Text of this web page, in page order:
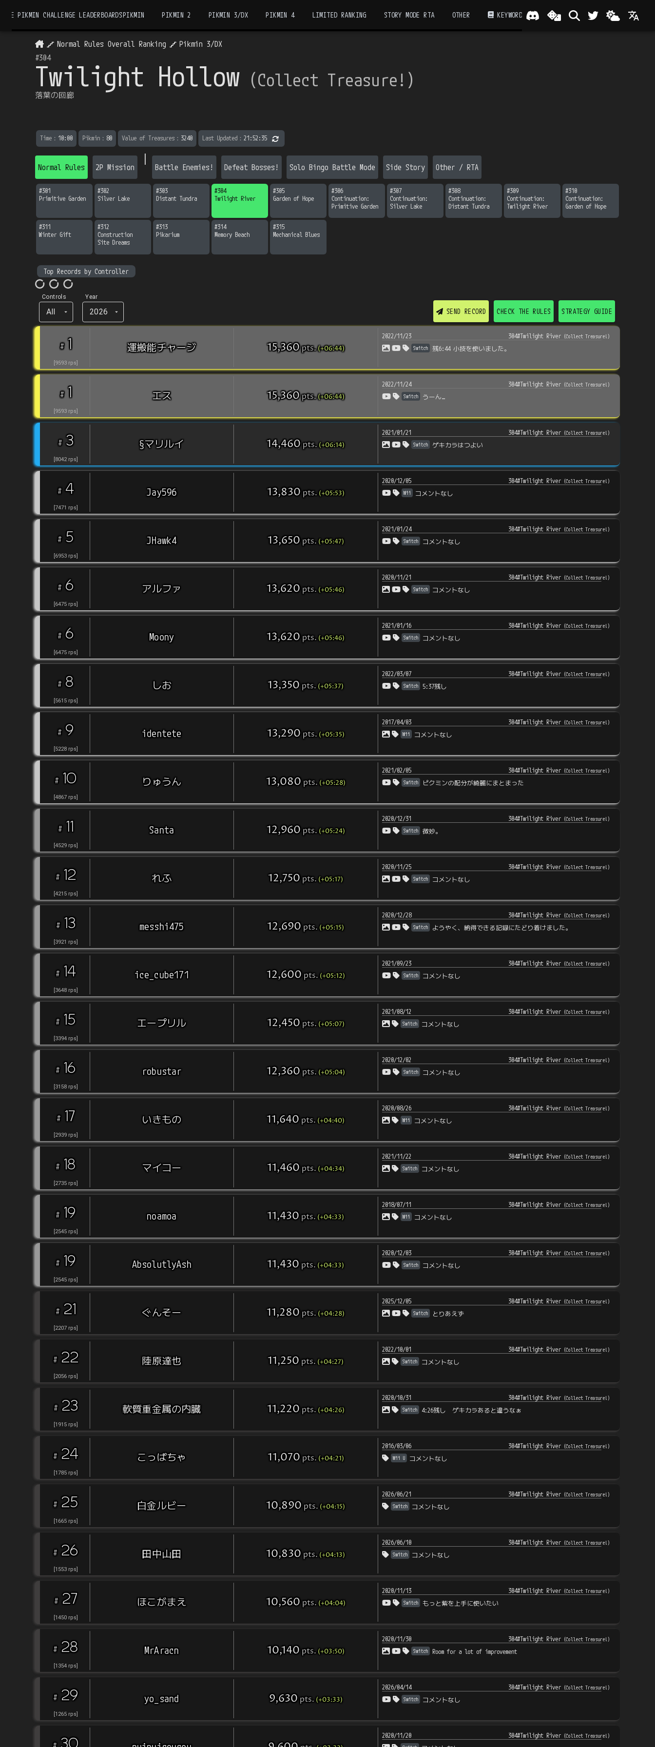
THE PIKMIN CHALLENGE LEADERBOARDSPIKMIN PIKMIN 2 PIKMIN 3/DX PIKMIN 4 LIMITED RANKING STORY MODE RTA OTHER KEYWORD
Normal Rules Overall Ranking
Pikmin 3/DX
#304
Twilight Hollow （Collect Treasure! ）
落葉の回廊
Time ： 10:00 Pikmin ： 80 Value of Treasures ： 3240 Last Updated ： 21:52:35
Normal Rules 2P Mission Battle Enemies! Defeat Bosses! Solo Bingo Battle Mode Side Story Other / RTA
#301
Primitive Garden
#302
Silver Lake
#303
Distant Tundra
#304
Twilight River
#305
Garden of Hope
#306
Continuation:
Primitive Garden
#307
Continuation:
Silver Lake
#308
Continuation:
Distant Tundra
#309
Continuation:
Twilight River
#310
Continuation:
Garden of Hope
#311
Winter Gift
#312
Construction
Site Dreams
#313
Pikarium
#314
Memory Beach
#315
Mechanical Blues
Top Records by Controller
Controls
All
Year
2026 SEND RECORD CHECK THE RULES STRATEGY GUIDE
# 1
[9593 rps]
運搬能チャージ 15,360pts.(+06:44)
2022/11/23 304#Twilight River (Collect Treasure! )
Switch
残6:44 小技を使いました。
# 1
[9593 rps]
エス 15,360pts.(+06:44)
2022/11/24 304#Twilight River (Collect Treasure! )
Switch
うーん…
# 3
[8042 rps]
§マリルイ 14,460pts. (+06:14)
2021/01/21 304#Twilight River (Collect Treasure!)
Switch
ゲキカラはつよい
# 4
[7471 rps]
Jay596 13,830 pts. (+05:53)
2020/12/05 304#Twilight River (Collect Treasure!)
Wii
コメントなし
# 5
[6953 rps]
JHawk4 13,650 pts. (+05:47)
2021/01/24 304#Twilight River (Collect Treasure!)
Switch
コメントなし
# 6
[6475 rps]
アルファ 13,620 pts. (+05:46)
2020/11/21 304#Twilight River (Collect Treasure!)
Switch
コメントなし
# 6
[6475 rps]
Moony 13,620 pts. (+05:46)
2021/01/16 304#Twilight River (Collect Treasure!)
Switch
コメントなし
# 8
[5615 rps]
しお 13,350 pts. (+05:37)
2022/03/07 304#Twilight River (Collect Treasure!)
Switch
5:37残し
# 9
[5228 rps]
identete 13,290 pts. (+05:35)
2017/04/03 304#Twilight River (Collect Treasure!)
Wii
コメントなし
# 10
[4867 rps]
りゅうん 13,080 pts. (+05:28)
2021/02/05 304#Twilight River (Collect Treasure!)
Switch
ピクミンの配分が綺麗にまとまった
# 11
[4529 rps]
Santa 12,960 pts. (+05:24)
2020/12/31 304#Twilight River (Collect Treasure!)
Switch
微妙。
# 12
[4215 rps]
れふ 12,750 pts. (+05:17)
2020/11/25 304#Twilight River (Collect Treasure!)
Switch
コメントなし
# 13
[3921 rps]
messhi475 12,690 pts. (+05:15)
2020/12/28 304#Twilight River (Collect Treasure!)
Switch
ようやく、納得できる記録にたどり着けました。
# 14
[3648 rps]
ice_cube171 12,600 pts. (+05:12)
2021/09/23 304#Twilight River (Collect Treasure!)
Switch
コメントなし
# 15
[3394 rps]
エープリル 12,450 pts. (+05:07)
2021/08/12 304#Twilight River (Collect Treasure!)
Switch
コメントなし
# 16
[3158 rps]
robustar 12,360 pts. (+05:04)
2020/12/02 304#Twilight River (Collect Treasure!)
Switch
コメントなし
# 17
[2939 rps]
いきもの 11,640 pts. (+04:40)
2020/08/26 304#Twilight River (Collect Treasure!)
Wii
コメントなし
# 18
[2735 rps]
マイコー 11,460 pts. (+04:34)
2021/11/22 304#Twilight River (Collect Treasure!)
Switch
コメントなし
# 19
[2545 rps]
noamoa 11,430 pts. (+04:33)
2018/07/11 304#Twilight River (Collect Treasure!)
Wii
コメントなし
# 19
[2545 rps]
AbsolutlyAsh 11,430 pts. (+04:33)
2020/12/03 304#Twilight River (Collect Treasure!)
Switch
コメントなし
# 21
[2207 rps]
ぐんそー 11,280 pts. (+04:28)
2025/12/05 304#Twilight River (Collect Treasure!)
Switch
とりあえず
# 22
[2056 rps]
陸原達也 11,250 pts. (+04:27)
2022/10/01 304#Twilight River (Collect Treasure!)
Switch
コメントなし
# 23
[1915 rps]
軟質重金属の内臓 11,220 pts. (+04:26)
2020/10/31 304#Twilight River (Collect Treasure!)
Switch
4:26残し ゲキカラあると違うなぁ
# 24
[1785 rps]
こっぱちゃ 11,070 pts. (+04:21)
2016/03/06 304#Twilight River (Collect Treasure!)
Wii U
コメントなし
# 25
[1665 rps]
白金ルビー 10,890 pts. (+04:15)
2026/06/21 304#Twilight River (Collect Treasure!)
Switch
コメントなし
# 26
[1553 rps]
田中山田 10,830 pts. (+04:13)
2026/06/10 304#Twilight River (Collect Treasure!)
Switch
コメントなし
# 27
[1450 rps]
ほこがまえ 10,560 pts. (+04:04)
2020/11/13 304#Twilight River (Collect Treasure!)
Switch
もっと紫を上手に使いたい
# 28
[1354 rps]
MrAracn 10,140 pts. (+03:50)
2020/11/30 304#Twilight River (Collect Treasure!)
Switch
Room for a lot of improvement
# 29
[1265 rps]
yo_sand 9,630 pts. (+03:33)
2026/04/14 304#Twilight River (Collect Treasure!)
Switch
コメントなし
30 2020/11/20 304#Twilight River (Collect Treasure!)